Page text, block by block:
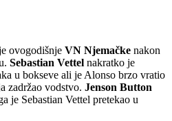
ovogodišnje VN Njemačke nakon
Sebastian Vettel nakratko je
u bokseve ali je Alonso brzo vratio
zadržao vodstvo. Jenson Button
je Sebastian Vettel pretekao u